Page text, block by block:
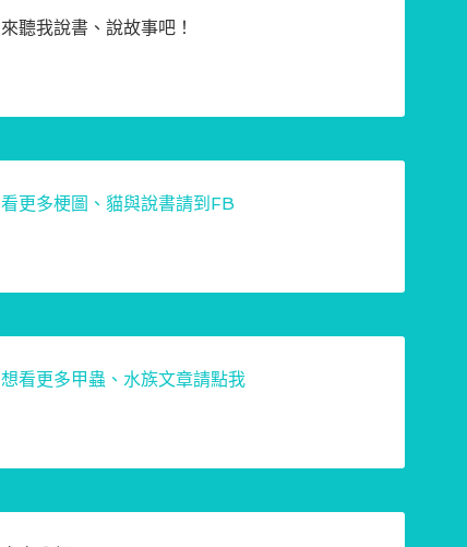
來聽我說書、說故事吧！
看更多梗圖、貓與說書請到FB
想看更多甲蟲、水族文章請點我